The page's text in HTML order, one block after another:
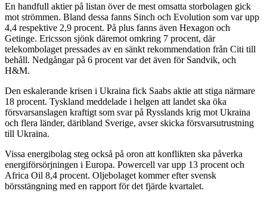
En handfull aktier på listan över de mest omsatta storbolagen gick
mot strömmen. Bland dessa fanns Sinch och Evolution som var upp
4,4 respektive 2,9 procent. På plus fanns även Hexagon och
Getinge. Ericsson sjönk däremot omkring 7 procent, där
telekombolaget pressades av en sänkt rekommendation från Citi till
behåll. Nedgångar på 6 procent var det även för Sandvik, och
H&M.
Den eskalerande krisen i Ukraina fick Saabs aktie att stiga närmare
18 procent. Tyskland meddelade i helgen att landet ska öka
försvarsanslagen kraftigt som svar på Rysslands krig mot Ukraina
och flera länder, däribland Sverige, avser skicka försvarsutrustning
till Ukraina.
Vissa energibolag steg också på oron att konflikten ska påverka
energiförsörjningen i Europa. Powercell var upp 13 procent och
Africa Oil 8,4 procent. Oljebolaget kommer efter svensk
börsstängning med en rapport för det fjärde kvartalet.